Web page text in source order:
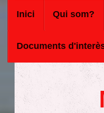
Inici Qui som?
Documents